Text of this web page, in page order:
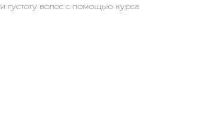
густоту волос с помощью курса